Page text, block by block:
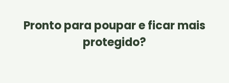
Pronto para poupar e ficar mais
protegido?